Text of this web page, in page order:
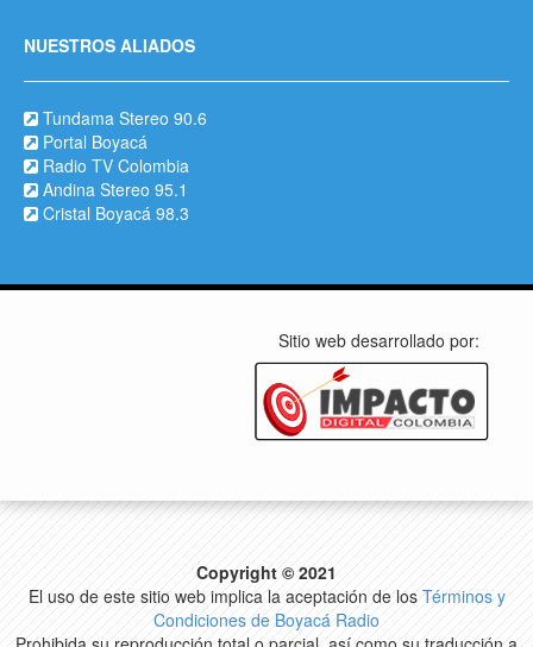
NUESTROS ALIADOS
Tundama Stereo 90.6
Portal Boyacá
Radio TV Colombia
Andina Stereo 95.1
Cristal Boyacá 98.3
Sitio web desarrollado por:
Copyright © 2021
El uso de este sitio web implica la aceptación de los Términos y
Condiciones de Boyacá Radio